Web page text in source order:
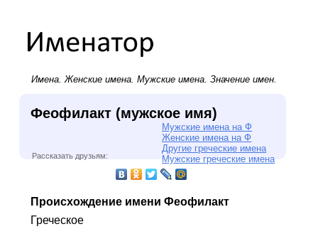
Имена.Женские имена. Мужские имена. Значение имен.
Феофилакт (мужское имя)
Мужские имена на Ф
Женские имена на Ф
Другие греческие имена
Мужские греческие имена
Рассказать друзьям:
Происхождение имени Феофилакт
Греческое